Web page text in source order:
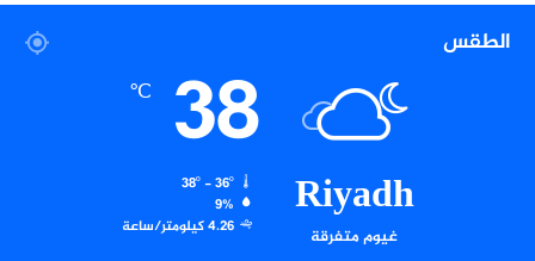
5الطقس
Riyadh
غيوم متفرقة
38
℃
38º - 36º
9%
4.26 كيلومتر/ساعة